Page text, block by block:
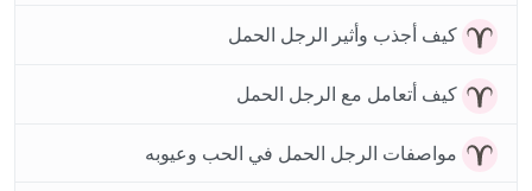
كيف أجذب وأثير الرجل الحمل
كيف أتعامل مع الرجل الحمل
مواصفات الرجل الحمل في الحب وعيوبه